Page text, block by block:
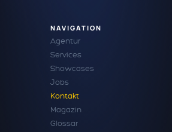
NAVIGATION
Agentur
Services
Showcases
Jobs
Kontakt
Magazin
Glossar